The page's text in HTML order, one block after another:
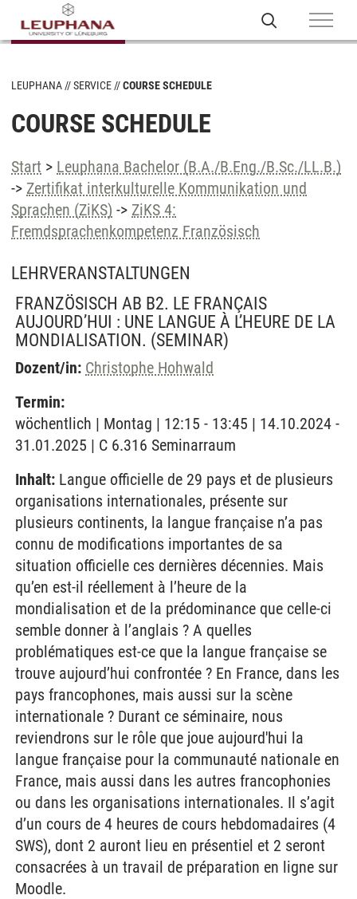
LEUPHANA SERVICE COURSE SCHEDULE
COURSE SCHEDULE
Start > Leuphana Bachelor (B.A./B.Eng./B.Sc./LL.B.)
-> Zertifikat interkulturelle Kommunikation und
Sprachen (ZiKS) -> ZiKS 4:
Fremdsprachenkompetenz Französisch
LEHRVERANSTALTUNGEN
FRANZÖSISCH AB B2. LE FRANÇAIS
AUJOURD’HUI : UNE LANGUE À L’HEURE DE LA
MONDIALISATION. (SEMINAR)
Dozent/in: Christophe Hohwald
Termin:
wöchentlich | Montag | 12:15 - 13:45 | 14.10.2024 -
31.01.2025 | C 6.316 Seminarraum
Inhalt: Langue officielle de 29 pays et de plusieurs
organisations internationales, présente sur
plusieurs continents, la langue française n’a pas
connu de modifications importantes de sa
situation officielle ces dernières décennies. Mais
qu’en est-il réellement à l’heure de la
mondialisation et de la prédominance que celle-ci
semble donner à l’anglais ? A quelles
problématiques est-ce que la langue française se
trouve aujourd’hui confrontée ? En France, dans les
pays francophones, mais aussi sur la scène
internationale ? Durant ce séminaire, nous
reviendrons sur le rôle que joue aujourd'hui la
langue française pour la communauté nationale en
France, mais aussi dans les autres francophonies
ou dans les organisations internationales. Il s’agit
d’un cours de 4 heures de cours hebdomadaires (4
SWS), dont 2 auront lieu en présentiel et 2 seront
consacrées à un travail de préparation en ligne sur
Moodle.